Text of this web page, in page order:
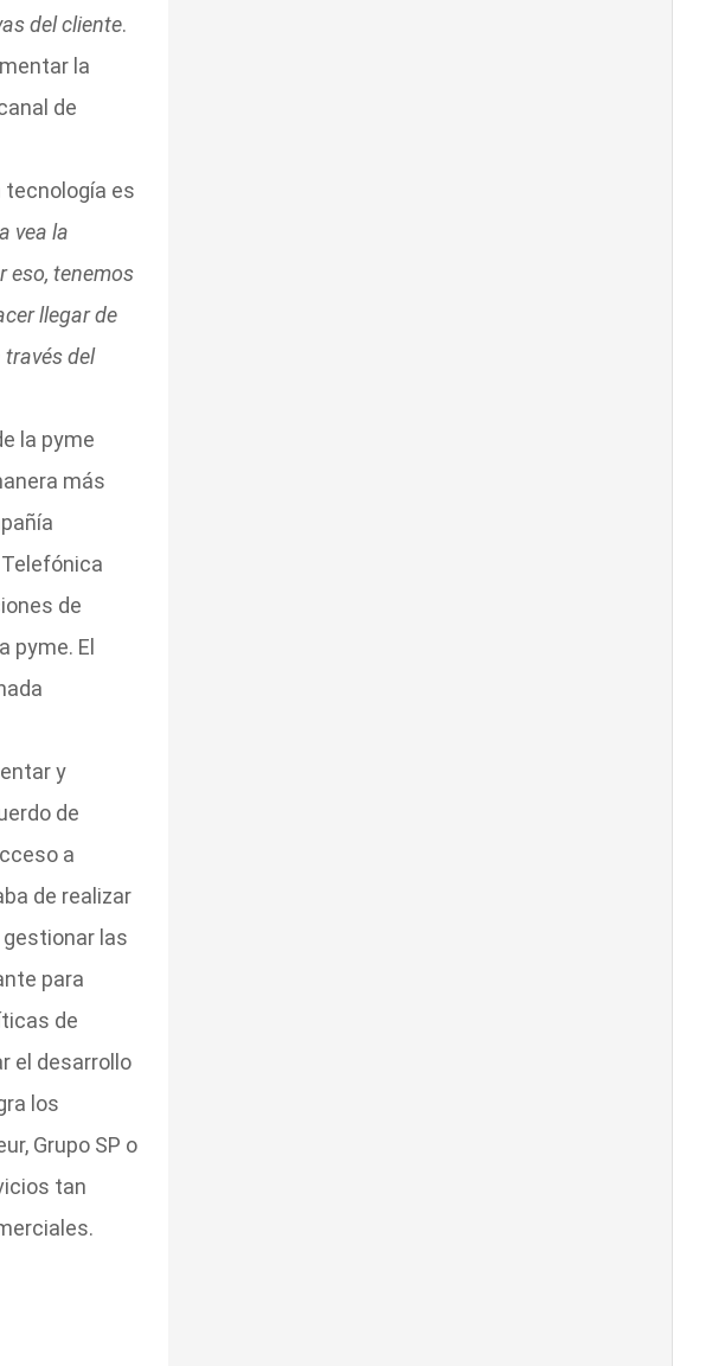
del cliente.
la
de
tecnología es
vea la
eso, tenemos
llegar de
del
la pyme
más
de
pyme. El
y
de
a
de realizar
las
para
de
el desarrollo
los
Grupo SP o
tan